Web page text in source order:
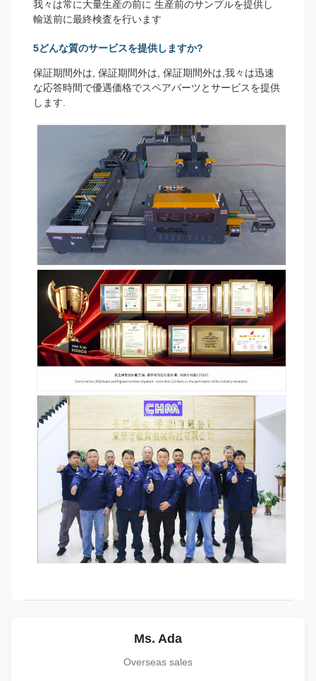
我々は常に大量生産の前に 生産前のサンプルを提供し
輸送前に最終検査を行います
5どんな質のサービスを提供しますか?
保証期間外は, 保証期間外は, 保証期間外は,我々は迅速
な応答時間で優遇価格でスペアパーツとサービスを提供
します.
Ms. Ada
Overseas sales